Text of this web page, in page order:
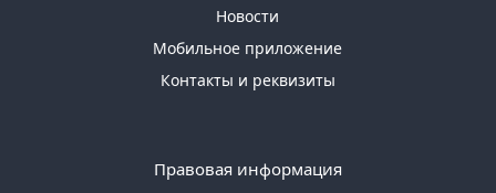
Новости
Мобильное приложение
Контакты и реквизиты
Правовая информация